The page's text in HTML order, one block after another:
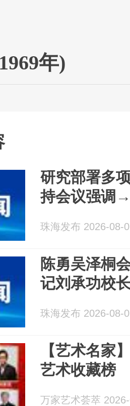
年)
研究部署多
持会议强调
珠海发布 2026-08-
陈勇吴泽桐
记刘承功校
珠海发布 2026-08-
【艺术名
艺术收藏榜
万家艺术荟萃